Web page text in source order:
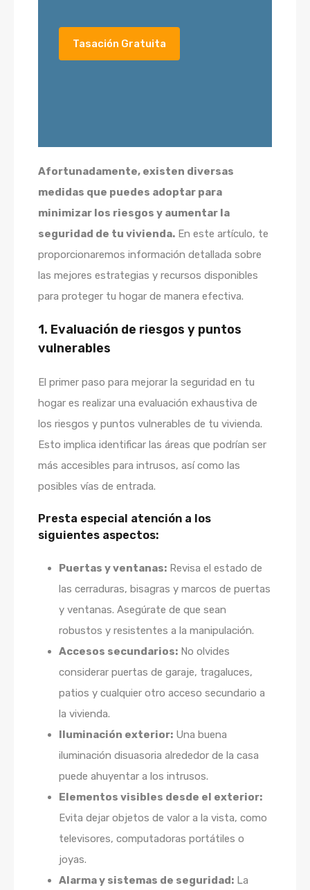
Tasación Gratuita
Afortunadamente, existen diversas
medidas que puedes adoptar para
minimizar los riesgos y aumentar la
seguridad de tu vivienda. En este artículo, te
proporcionaremos información detallada sobre
las mejores estrategias y recursos disponibles
para proteger tu hogar de manera efectiva.
1. Evaluación de riesgos y puntos
vulnerables
El primer paso para mejorar la seguridad en tu
hogar es realizar una evaluación exhaustiva de
los riesgos y puntos vulnerables de tu vivienda.
Esto implica identificar las áreas que podrían ser
más accesibles para intrusos, así como las
posibles vías de entrada.
Presta especial atención a los
siguientes aspectos:
Puertas y ventanas: Revisa el estado de
las cerraduras, bisagras y marcos de puertas
y ventanas. Asegúrate de que sean
robustos y resistentes a la manipulación.
Accesos secundarios: No olvides
considerar puertas de garaje, tragaluces,
patios y cualquier otro acceso secundario a
la vivienda.
Iluminación exterior: Una buena
iluminación disuasoria alrededor de la casa
puede ahuyentar a los intrusos.
Elementos visibles desde el exterior:
Evita dejar objetos de valor a la vista, como
televisores, computadoras portátiles o
joyas.
Alarma y sistemas de seguridad: La